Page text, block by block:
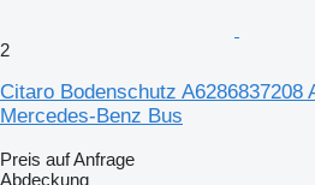
2
Citaro Bodenschutz A6286837208
Mercedes-Benz Bus
Preis auf Anfrage
Abdeckung